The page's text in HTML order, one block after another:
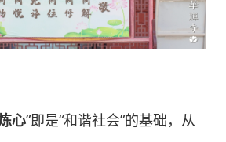
心”即是“和谐社会”的基础，从